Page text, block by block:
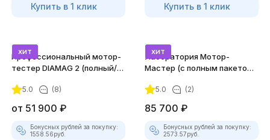
Купить в 1 клик Купить в 1 клик
хит
Профессиональный мотор-
тестер DIAMAG 2 (полный/
5.0 (8)
от 51 900 ₽
Бонусных рублей за покупку:
1558.56руб.
хит
Лаборатория Мотор-
Мастер (с полным пакетом
5.0 (2)
85 700 ₽
Бонусных рублей за покупку:
2573.57руб.